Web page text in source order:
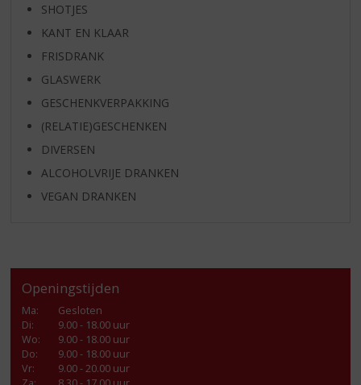
SHOTJES
KANT EN KLAAR
FRISDRANK
GLASWERK
GESCHENKVERPAKKING
(RELATIE)GESCHENKEN
DIVERSEN
ALCOHOLVRIJE DRANKEN
VEGAN DRANKEN
Openingstijden
Ma:
Gesloten
Di:
9.00 - 18.00 uur
Wo:
9.00 - 18.00 uur
Do:
9.00 - 18.00 uur
Vr:
9.00 - 20.00 uur